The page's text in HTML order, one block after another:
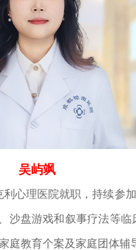
吴屿飒
理医院就职，持续参加
沙盘游戏和叙事疗法等
教育个案及家庭团体辅